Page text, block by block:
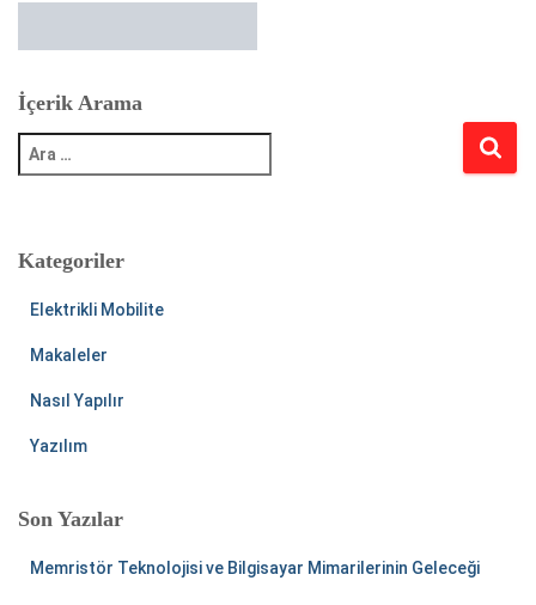
İçerik Arama
:Kategoriler
Elektrikli Mobilite
Makaleler
Nasıl Yapılır
Yazılım
Son Yazılar
Memristör Teknolojisi ve Bilgisayar Mimarilerinin Geleceği